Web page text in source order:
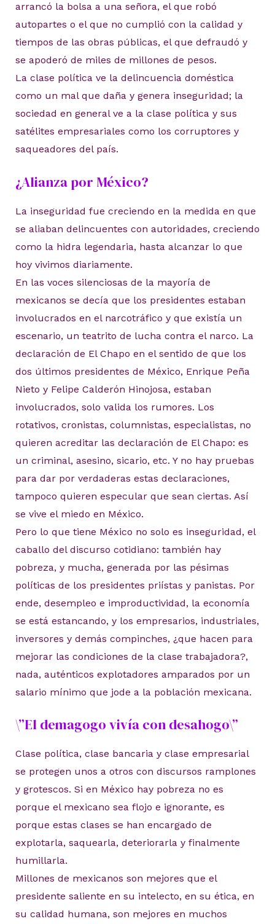
arrancó la bolsa a una señora, el que robó
autopartes o el que no cumplió con la calidad y
tiempos de las obras públicas, el que defraudó y
se apoderó de miles de millones de pesos.
La clase política ve la delincuencia doméstica
como un mal que daña y genera inseguridad; la
sociedad en general ve a la clase política y sus
satélites empresariales como los corruptores y
saqueadores del país.
¿Alianza por México?
La inseguridad fue creciendo en la medida en que
se aliaban delincuentes con autoridades, creciendo
como la hidra legendaria, hasta alcanzar lo que
hoy vivimos diariamente.
En las voces silenciosas de la mayoría de
mexicanos se decía que los presidentes estaban
involucrados en el narcotráfico y que existía un
escenario, un teatrito de lucha contra el narco. La
declaración de El Chapo en el sentido de que los
dos últimos presidentes de México, Enrique Peña
Nieto y Felipe Calderón Hinojosa, estaban
involucrados, solo valida los rumores. Los
rotativos, cronistas, columnistas, especialistas, no
quieren acreditar las declaración de El Chapo: es
un criminal, asesino, sicario, etc. Y no hay pruebas
para dar por verdaderas estas declaraciones,
tampoco quieren especular que sean ciertas. Así
se vive el miedo en México.
Pero lo que tiene México no solo es inseguridad, el
caballo del discurso cotidiano: también hay
pobreza, y mucha, generada por las pésimas
políticas de los presidentes priístas y panistas. Por
ende, desempleo e improductividad, la economía
se está estancando, y los empresarios, industriales,
inversores y demás compinches, ¿que hacen para
mejorar las condiciones de la clase trabajadora?,
nada, auténticos explotadores amparados por un
salario mínimo que jode a la población mexicana.
\”El demagogo vivía con desahogo\”
Clase política, clase bancaria y clase empresarial
se protegen unos a otros con discursos ramplones
y grotescos. Si en México hay pobreza no es
porque el mexicano sea flojo e ignorante, es
porque estas clases se han encargado de
explotarla, saquearla, deteriorarla y finalmente
humillarla.
Millones de mexicanos son mejores que el
presidente saliente en su intelecto, en su ética, en
su calidad humana, son mejores en muchos